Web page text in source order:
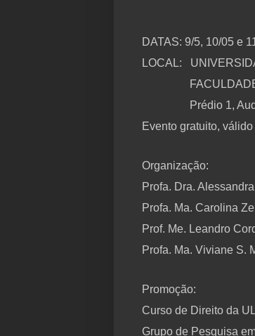
DATAS: 9/5, 10/05 e
LOCAL:
Prédio 1,
Evento gratuito,
Organização:
Profa. Dra.
Profa. Ma. Carolina
Prof. Me. Leandro
Profa. Ma. Viviane S.
Promoção:
Curso de Direito da
Grupo de Pesquisa